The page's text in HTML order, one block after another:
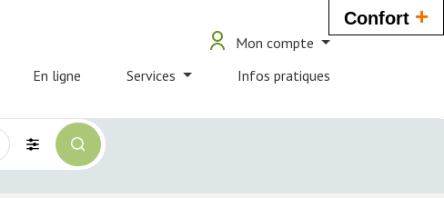
Confort +
ouverture_bib
user_account
User
account
Mon compte
En ligne Services Infos pratiques